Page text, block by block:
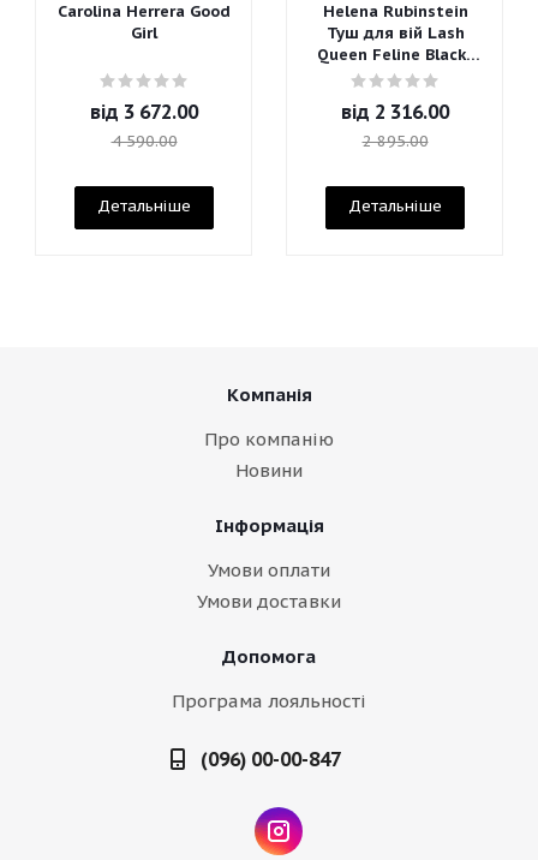
Carolina Herrera Good
Girl
від 3 672.00
4 590.00
Детальніше
Helena Rubinstein
Туш для вій Lash
Queen Feline Blacks
Mascara
від 2 316.00
2 895.00
Детальніше
Компанія
Про компанію
Новини
Інформація
Умови оплати
Умови доставки
Допомога
Програма лояльності
(096) 00-00-847